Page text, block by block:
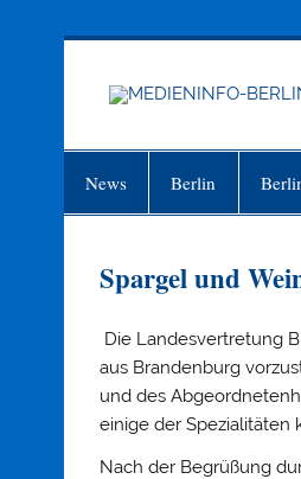
News Berlin
Spargel und
Die Landesvertretung
aus Brandenburg
und des
einige der Spezialitäten
Nach der Begrüßung